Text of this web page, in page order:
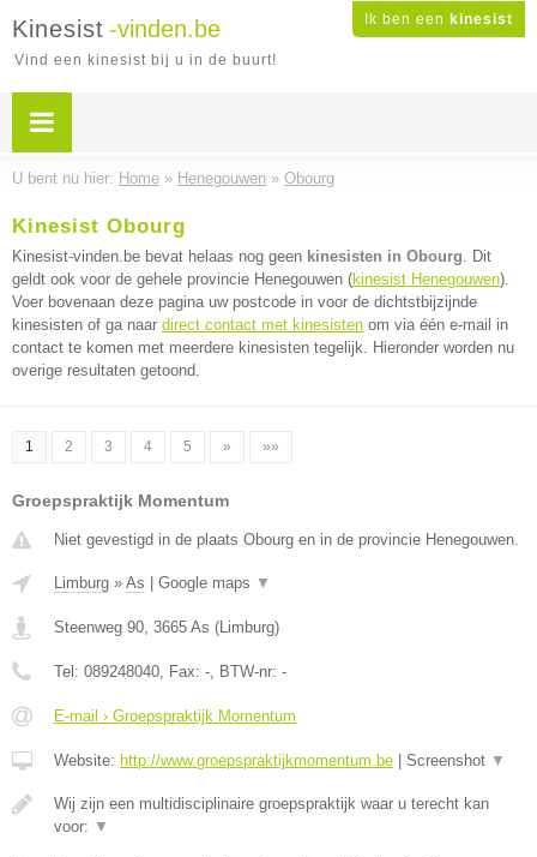
Ik ben een kinesist
Kinesist -vinden.be
Vind een kinesist bij u in de buurt!
U bent nu hier: Home » Henegouwen » Obourg
Kinesist Obourg
Kinesist-vinden.be bevat helaas nog geen kinesisten in Obourg. Dit
geldt ook voor de gehele provincie Henegouwen (kinesist Henegouwen).
Voer bovenaan deze pagina uw postcode in voor de dichtstbijzijnde
kinesisten of ga naar direct contact met kinesisten om via één e-mail in
contact te komen met meerdere kinesisten tegelijk. Hieronder worden nu
overige resultaten getoond.
1 2 3 4 5 » »»
Groepspraktijk Momentum
Niet gevestigd in de plaats Obourg en in de provincie Henegouwen.
Limburg » As Google maps ▼
Steenweg 90, 3665 As (Limburg)
Tel: 089248040, Fax: -, BTW-nr: -
E-mail › Groepspraktijk Momentum
Website: http://www.groepspraktijkmomentum.be Screenshot ▼
Wij zijn een multidisciplinaire groepspraktijk waar u terecht kan
voor: ▼